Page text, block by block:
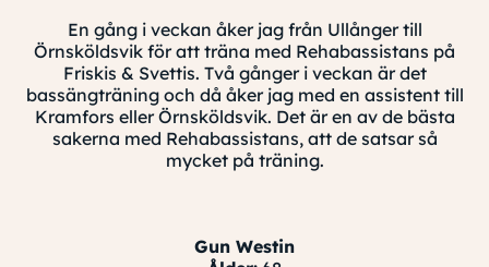
En gång i veckan åker jag från Ullånger till
Örnsköldsvik för att träna med Rehabassistans på
Friskis & Svettis. Två gånger i veckan är det
bassängträning och då åker jag med en assistent till
Kramfors eller Örnsköldsvik. Det är en av de bästa
sakerna med Rehabassistans, att de satsar så
mycket på träning.
Gun Westin